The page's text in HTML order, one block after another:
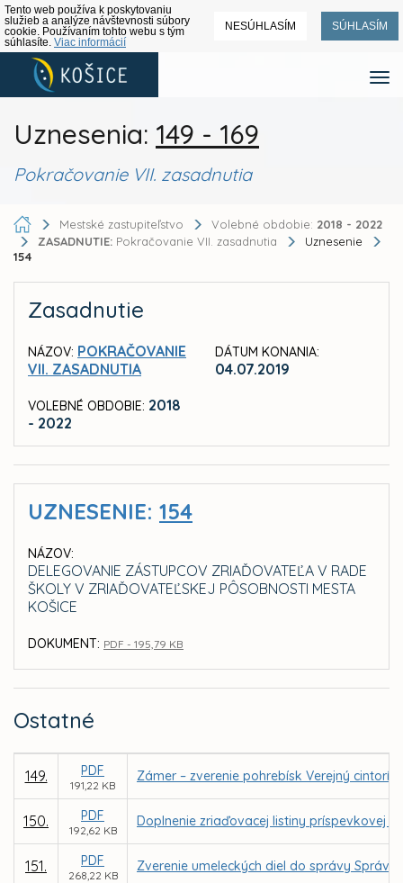
Tento web používa k poskytovaniu
služieb a analýze návštevnosti súbory
cookie. Používaním tohto webu s tým
súhlasíte. Viac informácií
NESÚHLASÍM SÚHLASÍM
Uznesenia: 149 - 169
Pokračovanie VII. zasadnutia
Mestské zastupiteľstvo Volebné obdobie: 2018 - 2022
ZASADNUTIE: Pokračovanie VII. zasadnutia
Uznesenie
154
Zasadnutie
NÁZOV: POKRAČOVANIE
VII. ZASADNUTIA
VOLEBNÉ OBDOBIE: 2018
- 2022
DÁTUM KONANIA:
04.07.2019
UZNESENIE: 154
NÁZOV:
DELEGOVANIE ZÁSTUPCOV ZRIAĎOVATEĽA V RADE
ŠKOLY V ZRIAĎOVATEĽSKEJ PÔSOBNOSTI MESTA
KOŠICE
DOKUMENT: PDF - 195,79 KB
Ostatné
149. PDF
191,22 KB
Zámer – zverenie pohrebísk Verejný
150. PDF
192,62 KB
Doplnenie zriaďovacej listiny príspevkovej
151. PDF
268,22 KB
Zverenie umeleckých diel do správy Správe